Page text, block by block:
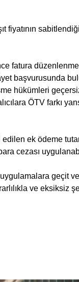
fiyatının
fatura
başvurusunda
hükümleri
ÖTV farkı
ek ödeme
cezası
geçit
ve eksiksiz